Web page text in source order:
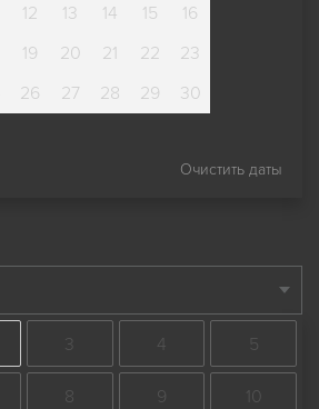
12 13 14 15
16
19 20 21 22
23
26 27 28 29
30
Очистить даты
3 4 5
8 9 10